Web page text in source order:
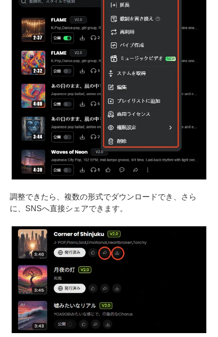
調整できたら、複数の形式でダウンロードでき、さら
に、SNSへ直接シェアできます。